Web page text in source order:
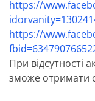
https://
https://
При відсутності
зможе отримати